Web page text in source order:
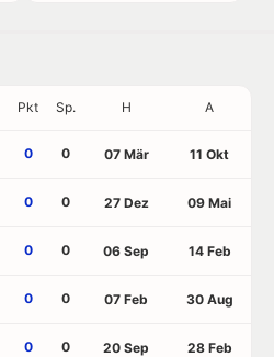
Pkt Sp. H A
0 0 07 Mär 11 Okt
0 0 27 Dez 09 Mai
0 0 06 Sep 14 Feb
0 0 07 Feb 30 Aug
0 0 20 Sep 28 Feb